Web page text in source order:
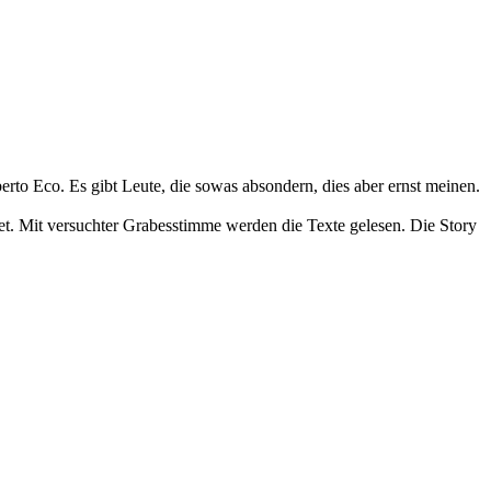
Eco. Es gibt Leute, die sowas absondern, dies aber ernst meinen.
Mit versuchter Grabesstimme werden die Texte gelesen. Die Story